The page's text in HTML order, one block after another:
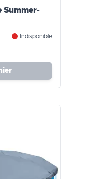
Summer-
Indisponible